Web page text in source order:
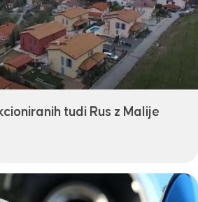
tudi Rus z Malije